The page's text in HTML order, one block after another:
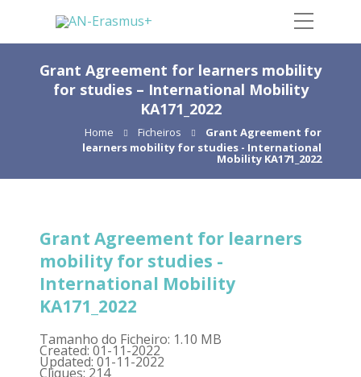
Grant Agreement for learners mobility
for studies – International Mobility
KA171_2022
Home Ficheiros
Grant Agreement for
learners mobility for studies - International
Mobility KA171_2022
Grant Agreement for learners
mobility for studies -
International Mobility
KA171_2022
Tamanho do Ficheiro: 1.10 MB
Created: 01-11-2022
Updated: 01-11-2022
Cliques: 214